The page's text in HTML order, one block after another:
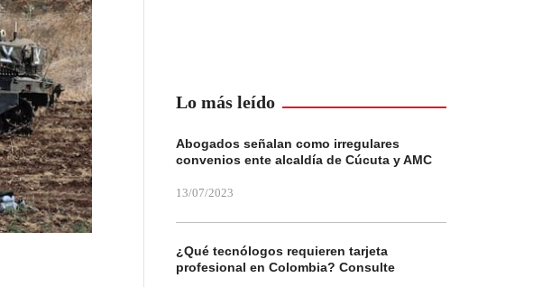
Lo más leído
Abogados señalan como irregulares
convenios ente alcaldía de Cúcuta y AMC
13/07/2023
¿Qué tecnólogos requieren tarjeta
profesional en Colombia? Consulte